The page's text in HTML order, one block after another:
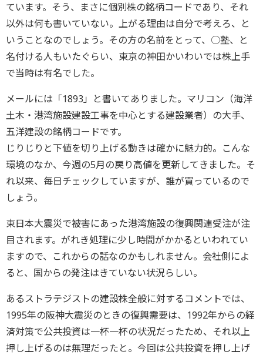
ています。そう、まさに個別株の銘柄コードであり、それ
以外は何も書いていない。上がる理由は自分で考えろ、と
いうことなのでしょう。その方の名前をとって、○塾、と
名付ける人もいたぐらい、東京の神田かいわいでは株上手
で当時は有名でした。
メールには「1893」と書いてありました。マリコン（海洋
土木・港湾施設建設工事を中心とする建設業者）の大手、
五洋建設の銘柄コードです。
じりじりと下値を切り上げる動きは確かに魅力的。こんな
環境のなか、今週の5月の戻り高値を更新してきました。そ
れ以来、毎日チェックしていますが、誰が買っているので
しょう。
東日本大震災で被害にあった港湾施設の復興関連受注が注
目されます。がれき処理に少し時間がかかるといわれてい
ますので、これからの話なのかもしれません。会社側によ
ると、国からの発注はきていない状況らしい。
あるストラテジストの建設株全般に対するコメントでは、
1995年の阪神大震災のときの復興需要は、1992年からの経
済対策で公共投資は一杯一杯の状況だったため、それ以上
押し上げるのは無理だったと。今回は公共投資を押し上げ